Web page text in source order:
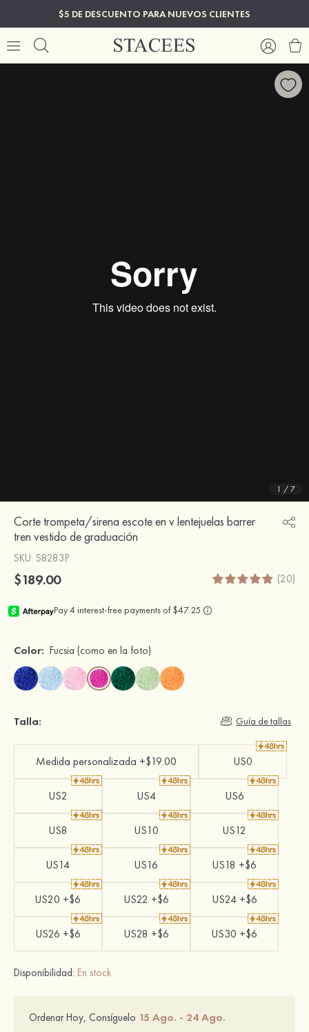
$5 DE DESCUENTO PARA NUEVOS CLIENTES
1 /7
Corte trompeta/sirena escote en v lentejuelas barrer
tren vestido de graduación
SKU: S8283P
$189.00 (20)
Color: Fucsia (como en la foto)
Talla: Guía de tallas
Medida personalizada +$19.00 US0
US2 US4 US6
US8 US10 US12
US14 US16 US18 +$6
US20 +$6 US22 +$6 US24 +$6
US26 +$6 US28 +$6 US30 +$6
Disponibilidad: En stock
Ordenar Hoy, Consíguelo 15 Ago. - 24 Ago.